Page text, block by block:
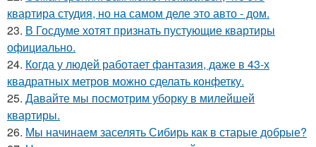
квартира студия, но на самом деле это авто - дом.
23. В Госдуме хотят признать пустующие квартиры
официально.
24. Когда у людей работает фантазия, даже в 43-х
квадратных метров можно сделать конфетку.
25. Давайте мы посмотрим уборку в милейшей
квартиры.
26. Мы начинаем заселять Сибирь как в старые добрые?